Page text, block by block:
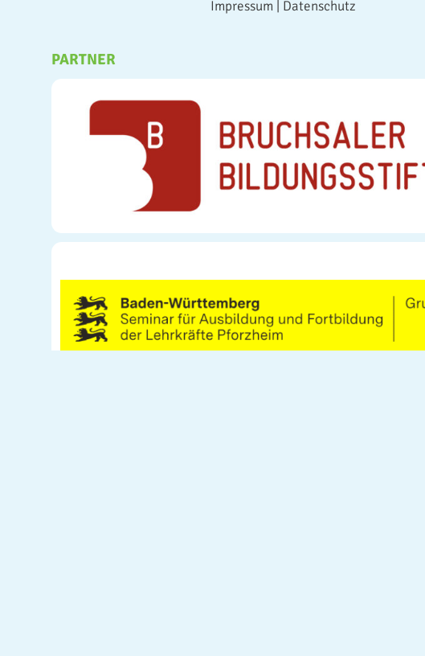
Impressum| Datenschutz
PARTNER